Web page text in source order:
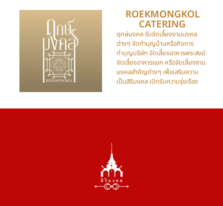
ROEKMONGKOL
CATERING​
ฤกษ์มงคล รับจัดเลี้ยงงานมงคล
ต่างๆ จัดทำบุญบ้านหรือกิจการ
ทำบุญบริษัท จัดเลี้ยงอาหารพระสงฆ์
จัดเลี้ยงอาหารแขก หรือจัดเลี้ยงงาน
มงคลสำคัญต่างๆ เพื่อเสริมความ
เป็นสิริมงคล เปิดรับความรุ่งเรือง